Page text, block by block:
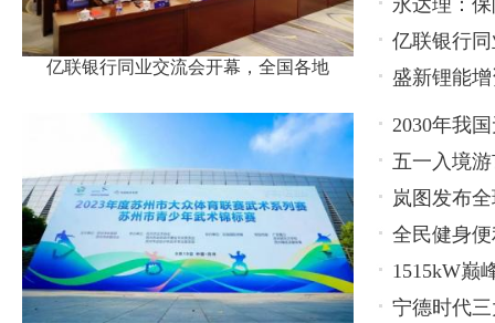
亿联银行同业交流会开幕，全国各地
永达理：
亿联银行
名代表
盛新锂能
2030年我
关企业
五一入境
岚图发布
待发
全民健身
领先
1515kW巅
宁德时代